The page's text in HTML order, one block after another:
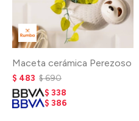
Maceta cerámica Perezoso
$ 483 $690
$ 338
$ 386